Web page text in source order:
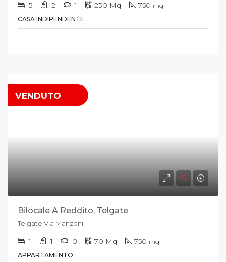
5 2 1 230 Mq 750 mq
CASA INDIPENDENTE
VENDUTO
Bilocale A Reddito, Telgate
Telgate Via Manzoni
1 1 0 70 Mq 750 mq
APPARTAMENTO